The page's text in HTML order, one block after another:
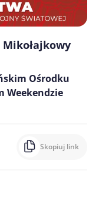
Mikołajkowy
Ośrodku
Weekendzie
Skopiuj link